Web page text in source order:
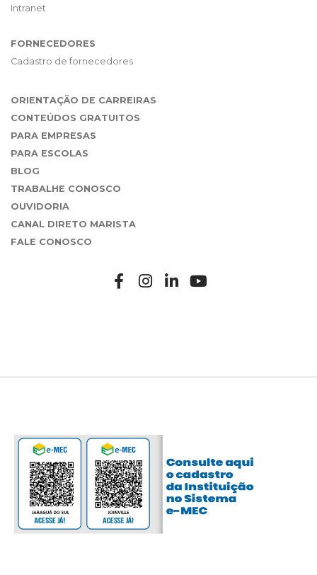
Intranet
FORNECEDORES
Cadastro de fornecedores
ORIENTAÇÃO DE CARREIRAS
CONTEÚDOS GRATUITOS
PARA EMPRESAS
PARA ESCOLAS
BLOG
TRABALHE CONOSCO
OUVIDORIA
CANAL DIRETO MARISTA
FALE CONOSCO